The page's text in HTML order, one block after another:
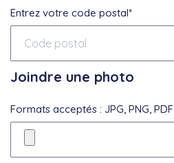
Entrez votre code postal*
Joindre une photo
Formats acceptés : JPG, PNG, PDF